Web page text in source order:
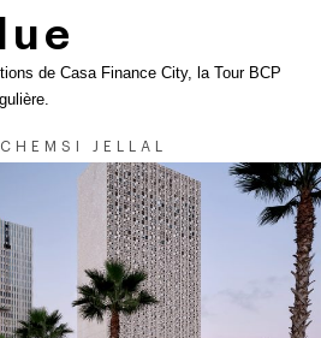
de Casa Finance City, la Tour BCP
CHEMSI JELLAL